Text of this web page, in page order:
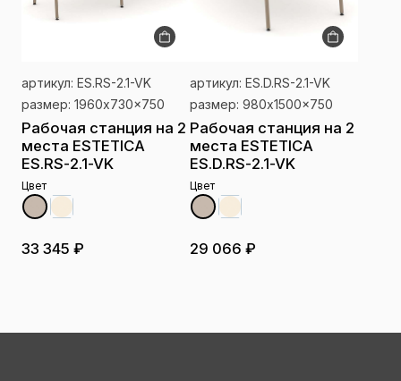
артикул: ES.RS-2.1-VK
размер: 1960x730x750
Рабочая станция на 2
места ESTETICA
ES.RS-2.1-VK
Цвет
33 345 ₽
артикул: ES.D.RS-2.1-VK
размер: 980x1500x750
Рабочая станция на 2
места ESTETICA
ES.D.RS-2.1-VK
Цвет
29 066 ₽